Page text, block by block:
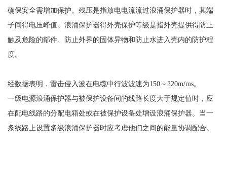
确保安全需增加保护。残压是指放电电流流过浪涌保护器时，其端
子间得电压峰值。浪涌保护器得外壳保护等级是指外壳提供得防止
触及危险的部件、防止外界的固体异物和防止水进入壳内的防护程
度。
经数据表明，雷击侵入波在电缆中行波波速为150～220m/ms。
一级电源浪涌保护器与被保护设备间的线路长度大于规定值时，应
在配电线路的分配电箱处或在被保护设备处增设浪涌保护器。当一
条线路上设置多级浪涌保护器时应考虑他们之间的能量协调配合。